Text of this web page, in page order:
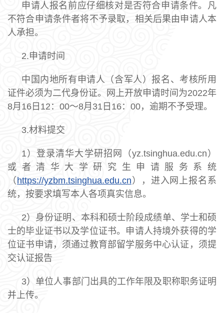
申请人报名前应仔细核对是否符合申请条件。凡
不符合申请条件者将不予录取，相关后果由申请人本
人承担。
2.申请时间
中国内地所有申请人（含军人）报名、考核所用
证件必须为二代身份证。网上开放申请时间为2022年
8月16日12：00～8月31日16：00，逾期不予受理。
3.材料提交
1）登录清华大学研招网（yz.tsinghua.edu.cn）
或者清华大学研究生申请服务系统
（ https://yzbm.tsinghua.edu.cn ），进入网上报名系
统，按要求填写本人各项真实信息。
2）身份证明、本科和硕士阶段成绩单、学士和硕
士的毕业证书以及学位证书。申请人持境外获得的学
位证书申请，须通过教育部留学服务中心认证，须提
交认证报告
3）单位人事部门出具的工作年限及职称职务证明
并上传。